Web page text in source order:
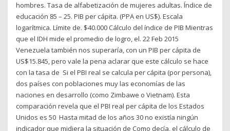
hombres. Tasa de alfabetización de mujeres adultas. Índice de
educación 85 – 25. PIB per cápita. (PPA en US$). Escala
logarítmica. Límite de. $40.000 Cálculo del índice de PIB Mientras
que el IDH mide el promedio de logro, el. 22 Feb 2015
Venezuela también nos superaría, con un PIB per cápita de
US$15.845, pero vale la pena aclarar que este cálculo se hace
con la tasa de Si el PBI real se calcula per cápita (por persona),
dos países con poblaciones muy las economías de las
naciones en desarrollo (como Zimbawe o Vietnam). Esta
comparación revela que el PBI real per cápita de los Estados
Unidos es 50 Hasta mitad de los años 30 no existía ningún
indicador que midiera la situación de Como decía, el cálculo de